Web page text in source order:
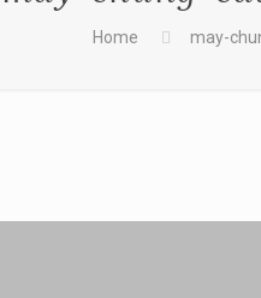
Home may-